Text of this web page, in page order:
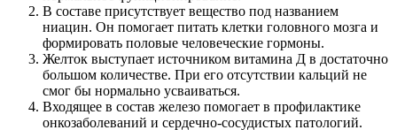
В составе присутствует вещество под названием
ниацин. Он помогает питать клетки головного мозга и
формировать половые человеческие гормоны.
Желток выступает источником витамина Д в достаточно
большом количестве. При его отсутствии кальций не
смог бы нормально усваиваться.
Входящее в состав железо помогает в профилактике
онкозаболеваний и сердечно-сосудистых патологий.